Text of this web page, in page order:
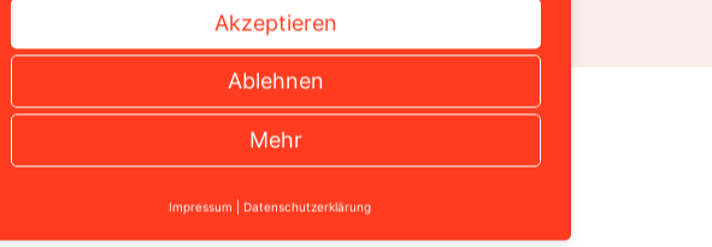
in Köln.
Akzeptieren
Ablehnen
Mehr
Impressum Datenschutzerklärung